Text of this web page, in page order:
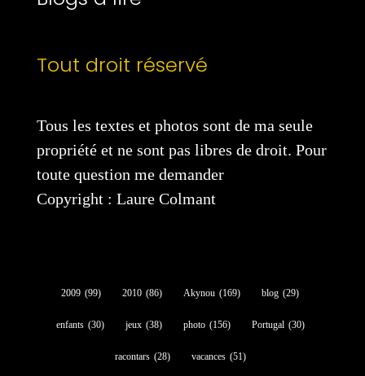
Tout droit réservé
Tous les textes et photos sont de ma seule
propriété et ne sont pas libres de droit. Pour
toute question me demander
Copyright : Laure Colmant
2009 (99) 2010 (86) Akynou (169) blog (29)
enfants (30) jeux (38) photo (156) Portugal (30)
racontars (28) vacances (51)